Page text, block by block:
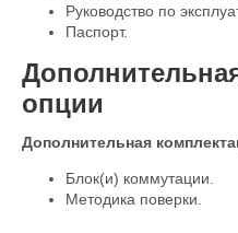
Руководство по
Паспорт.
опции
Дополнительная
Блок(и) коммутации.
Методика поверки.